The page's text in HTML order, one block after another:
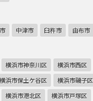
中津市 臼杵市 由布市
横浜市神奈川区 横浜市西区
横浜市保土ケ谷区
横浜市磯子区
横浜市港北区 横浜市戸塚区